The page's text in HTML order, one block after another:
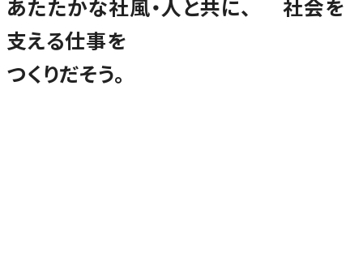
あたたかな社風・人と共に、
社会を
支える仕事を
つくりだそう。